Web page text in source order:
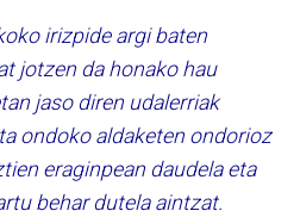
irizpide argi baten
jotzen da honako hau
jaso diren udalerriak
ondoko aldaketen ondorioz
eraginpean daudela eta
behar dutela aintzat.